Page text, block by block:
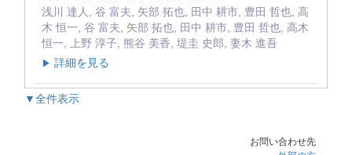
浅川 達人, 谷 富夫, 矢部 拓也, 田中 耕市, 豊田 哲也, 高
木 恒一, 谷 富夫, 矢部 拓也, 田中 耕市, 豊田 哲也, 高木
恒一, 上野 淳子, 熊谷 美香, 堤圭 史郎, 妻木 進吾
▶ 詳細を見る
▼全件表示
お問い合わせ先